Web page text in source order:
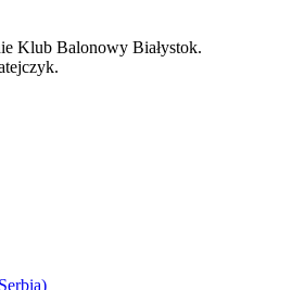
Klub Balonowy Białystok.